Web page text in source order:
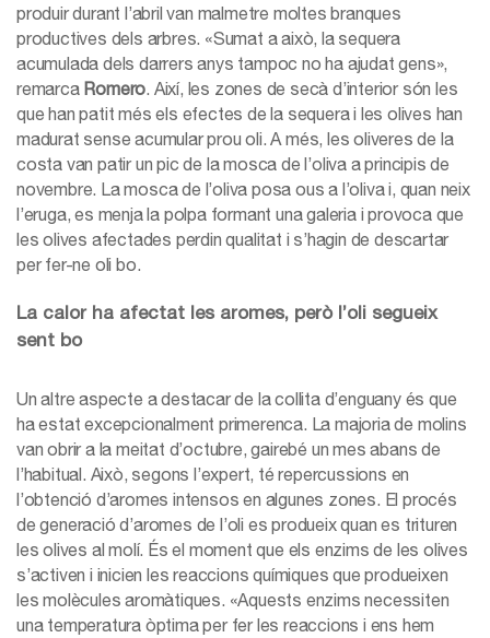
produir durant l’abril van malmetre moltes branques
productives dels arbres. «Sumat a això, la sequera
acumulada dels darrers anys tampoc no ha ajudat gens»,
remarca Romero. Així, les zones de secà d’interior són les
que han patit més els efectes de la sequera i les olives han
madurat sense acumular prou oli. A més, les oliveres de la
costa van patir un pic de la mosca de l’oliva a principis de
novembre. La mosca de l’oliva posa ous a l’oliva i, quan neix
l’eruga, es menja la polpa formant una galeria i provoca que
les olives afectades perdin qualitat i s’hagin de descartar
per fer-ne oli bo.
La calor ha afectat les aromes, però l’oli segueix
sent bo
Un altre aspecte a destacar de la collita d’enguany és que
ha estat excepcionalment primerenca. La majoria de molins
van obrir a la meitat d’octubre, gairebé un mes abans de
l’habitual. Això, segons l’expert, té repercussions en
l’obtenció d’aromes intensos en algunes zones. El procés
de generació d’aromes de l’oli es produeix quan es trituren
les olives al molí. És el moment que els enzims de les olives
s’activen i inicien les reaccions químiques que produeixen
les molècules aromàtiques. «Aquests enzims necessiten
una temperatura òptima per fer les reaccions i ens hem